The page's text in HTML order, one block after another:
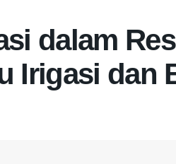
dalam
Irigasi dan